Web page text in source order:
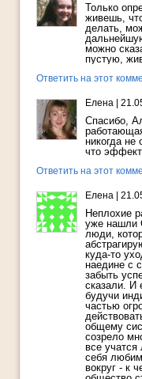
Только
живешь,
делать,
можно
пустую,
Ответить на этот
Елена |
Спасибо,
никогда не
что
Ответить на этот
Елена |
Неплохие
уже нашли
люди,
куда-то
наедине с
забыть
сказали. И
будучи
частью
общему
созрело
все учатся
себя
вокруг - к